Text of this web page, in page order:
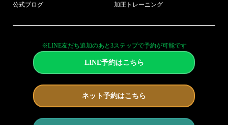
公式ブログ 加圧トレーニング
※LINE友だち追加のあと3ステップで予約が可能です
LINE予約はこちら
ネット予約はこちら